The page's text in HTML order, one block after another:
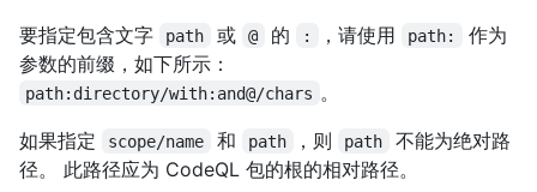
要指定包含文字
path 或 @ 的 : ，请使用 path:
作为
参数的前缀，如下所示：
path:directory/with:and@/chars 。
如果指定
scope/name 和 path ，则 path
不能为绝对路
径。 此路径应为 CodeQL 包的根的相对路径。